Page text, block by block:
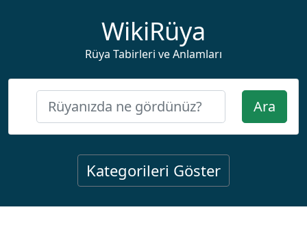
WikiRüya
Rüya Tabirleri ve Anlamları
Ara
Kategorileri Göster